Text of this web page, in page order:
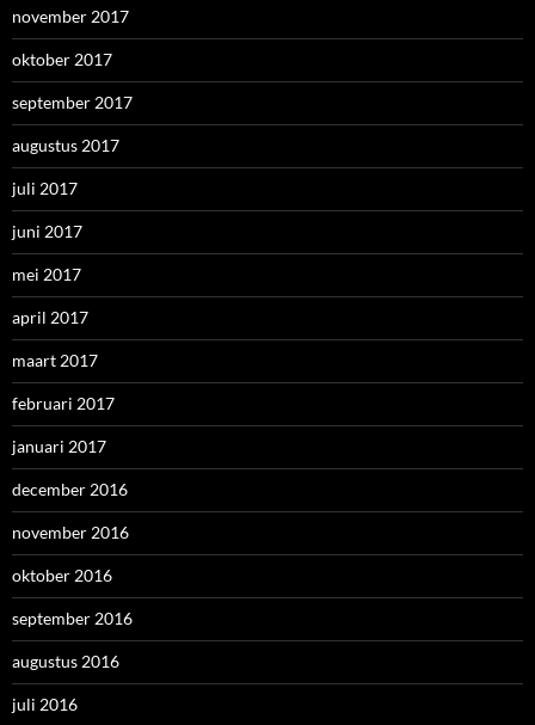
november 2017
oktober 2017
september 2017
augustus 2017
juli 2017
juni 2017
mei 2017
april 2017
maart 2017
februari 2017
januari 2017
december 2016
november 2016
oktober 2016
september 2016
augustus 2016
juli 2016